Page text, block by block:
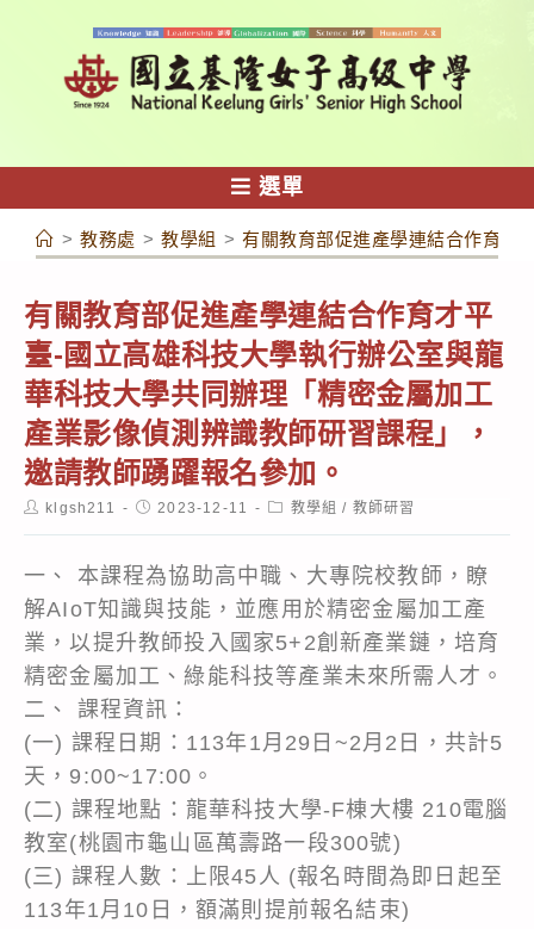
容
選單
> 教務處 > 教學組 > 有關教育部促進產學連結合作育才
有關教育部促進產學連結合作育才平
臺-國立高雄科技大學執行辦公室與龍
華科技大學共同辦理「精密金屬加工
產業影像偵測辨識教師研習課程」，
邀請教師踴躍報名參加。
Postklgsh211
Post2023-12-11
Post教學組 / 教師研習
一、 本課程為協助高中職、大專院校教師，瞭
解AIoT知識與技能，並應用於精密金屬加工產
業，以提升教師投入國家5+2創新產業鏈，培育
精密金屬加工、綠能科技等產業未來所需人才。
二、 課程資訊：
(一) 課程日期：113年1月29日~2月2日，共計5
天，9:00~17:00。
(二) 課程地點：龍華科技大學-F棟大樓 210電腦
教室(桃園市龜山區萬壽路一段300號)
(三) 課程人數：上限45人 (報名時間為即日起至
113年1月10日，額滿則提前報名結束)